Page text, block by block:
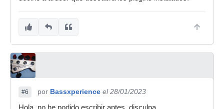
#6 por Bassxperience el 28/01/2023